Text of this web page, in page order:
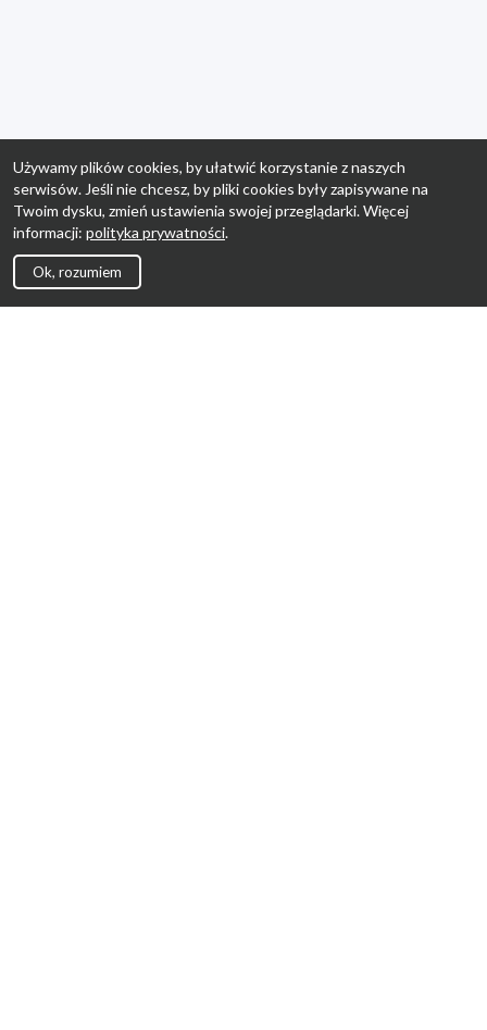
Używamy plików cookies, by ułatwić korzystanie z naszych
serwisów. Jeśli nie chcesz, by pliki cookies były zapisywane na
Twoim dysku, zmień ustawienia swojej przeglądarki. Więcej
informacji: polityka prywatności.
Ok, rozumiem